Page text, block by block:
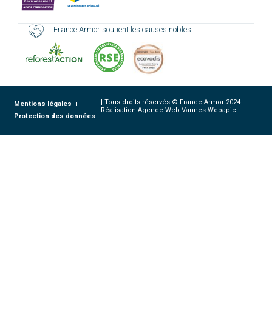
France Armor soutient les causes nobles
Mentions légales
Protection des données
| Tous droits réservés © France Armor 2024 |
Réalisation Agence Web Vannes Webapic